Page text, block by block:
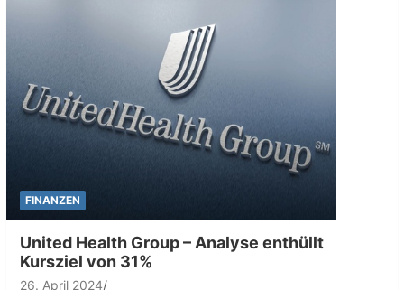
FINANZEN
United Health Group – Analyse enthüllt
Kursziel von 31%
26. April 2024